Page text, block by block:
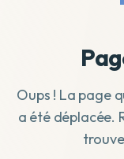
Oups ! La page
a été déplacée.